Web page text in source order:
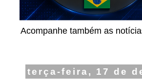
Acompanhe também as
terça-feira, 17 de